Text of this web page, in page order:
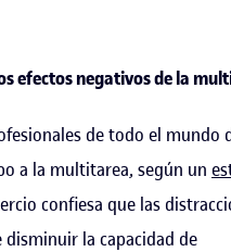
efectos negativos de la
de todo el mundo
a la multitarea, según un
confiesa que las
disminuir la capacidad de